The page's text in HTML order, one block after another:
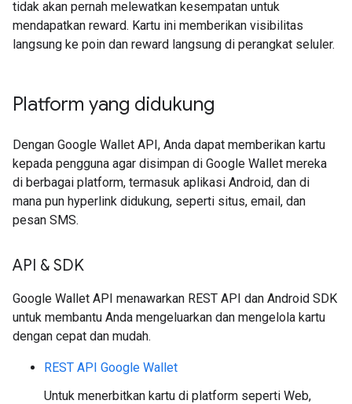
tidak akan pernah melewatkan kesempatan untuk
mendapatkan reward. Kartu ini memberikan visibilitas
langsung ke poin dan reward langsung di perangkat seluler.
Platform yang didukung
Dengan Google Wallet API, Anda dapat memberikan kartu
kepada pengguna agar disimpan di Google Wallet mereka
di berbagai platform, termasuk aplikasi Android, dan di
mana pun hyperlink didukung, seperti situs, email, dan
pesan SMS.
API & SDK
Google Wallet API menawarkan REST API dan Android SDK
untuk membantu Anda mengeluarkan dan mengelola kartu
dengan cepat dan mudah.
REST API Google Wallet
Untuk menerbitkan kartu di platform seperti Web,